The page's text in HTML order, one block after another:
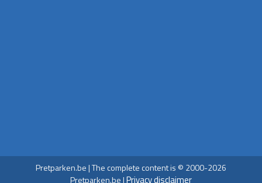
Pretparken.be | The complete content is © 2000-2026
Pretparken.be |Privacy disclaimer